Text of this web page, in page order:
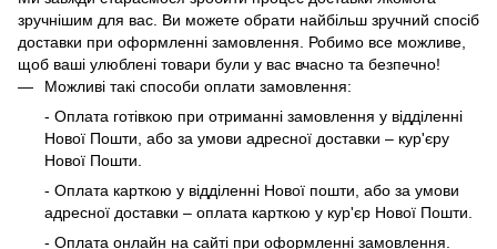
зручнішим для вас. Ви можете обрати найбільш зручний спосіб
доставки при оформленні замовлення. Робимо все можливе,
щоб ваші улюблені товари були у вас вчасно та безпечно!
Можливі такі способи оплати замовлення:
- Оплата готівкою при отриманні замовлення у відділенні
Нової Пошти, або за умови адресної доставки – кур'єру
Нової Пошти.
- Оплата карткою у відділенні Нової пошти, або за умови
адресної доставки – оплата карткою у кур'єр Нової Пошти.
- Оплата онлайн на сайті при оформленні замовлення.